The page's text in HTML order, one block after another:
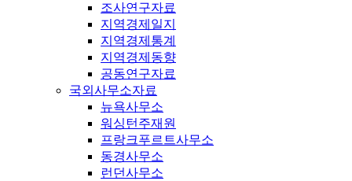
조사연구자료
지역경제일지
지역경제통계
지역경제동향
공동연구자료
국외사무소자료
뉴욕사무소
워싱턴주재원
프랑크푸르트사무소
동경사무소
런던사무소